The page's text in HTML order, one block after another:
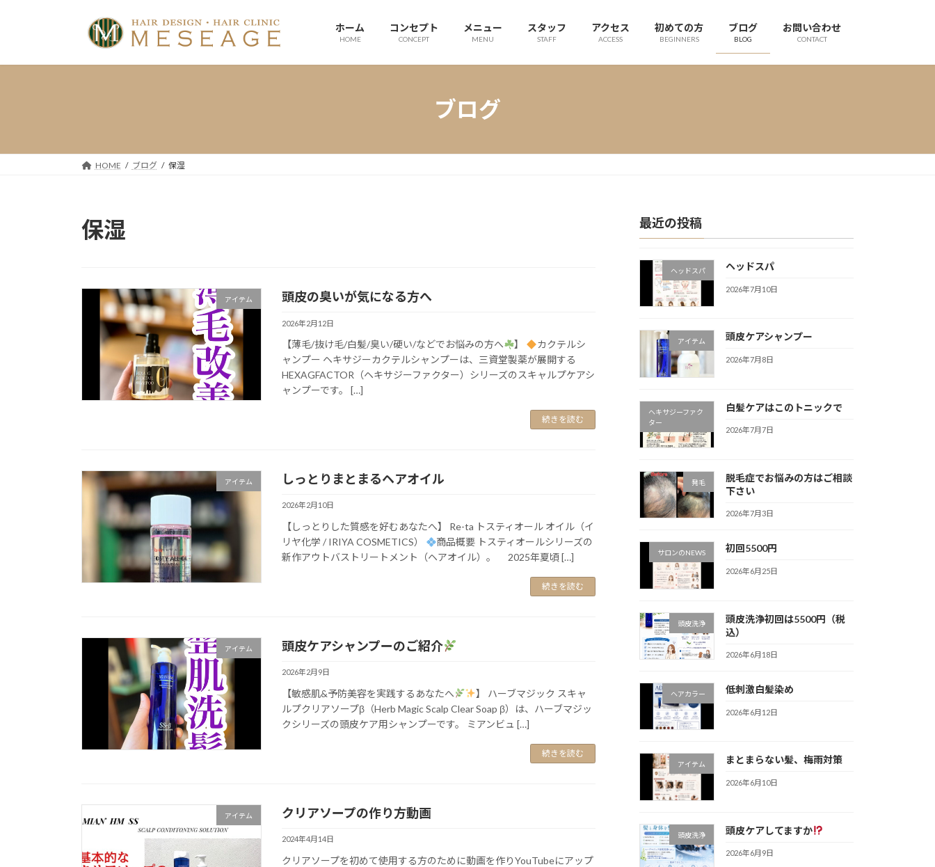
プ
動
ホーム
HOME
コンセプト
CONCEPT
メニュー
MENU
スタッフ
STAFF
アクセス
ACCESS
初めての方
BEGINNERS
ブログ
BLOG
お問い合わせ
CONTACT
ブログ
HOME ブログ 保湿
保湿
アイテム 頭皮の臭いが気になる方へ
2026年2月12日
【薄毛/抜け毛/白髪/臭い/硬い/などでお悩みの方へ 】
カクテルシ
ャンプー ヘキサジーカクテルシャンプーは、三資堂製薬が展開する
HEXAGFACTOR（ヘキサジーファクター）シリーズのスキャルプケアシ
ャンプーです。 […]
続きを読む
アイテム しっとりまとまるヘアオイル
2026年2月10日
【しっとりした質感を好むあなたへ】 Re-ta トスティオール オイル（イ
リヤ化学 / IRIYA COSMETICS）
商品概要 トスティオールシリーズの
新作アウトバストリートメント（ヘアオイル）。 2025年夏頃 […]
続きを読む
アイテム 頭皮ケアシャンプーのご紹介
2026年2月9日
【敏感肌&予防美容を実践するあなたへ
】 ハーブマジック スキャ
ルプクリアソープβ（Herb Magic Scalp Clear Soap β）は、ハーブマジッ
クシリーズの頭皮ケア用シャンプーです。 ミアンビュ […]
続きを読む
アイテム クリアソープの作り方動画
2024年4月14日
クリアソープを初めて使用する方のために動画を作りYouTubeにアップ
最近の投稿
ヘッドスパ ヘッドスパ
2026年7月10日
アイテム 頭皮ケアシャンプー
2026年7月8日
ヘキサジーファク
ター
白髪ケアはこのトニックで
2026年7月7日
発毛
脱毛症でお悩みの方はご相談
下さい
2026年7月3日
サロンのNEWS 初回5500円
2026年6月25日
頭皮洗浄
頭皮洗浄初回は5500円（税
込）
2026年6月18日
ヘアカラー 低刺激白髪染め
2026年6月12日
アイテム まとまらない髪、梅雨対策
2026年6月10日
頭皮洗浄 頭皮ケアしてますか
2026年6月9日